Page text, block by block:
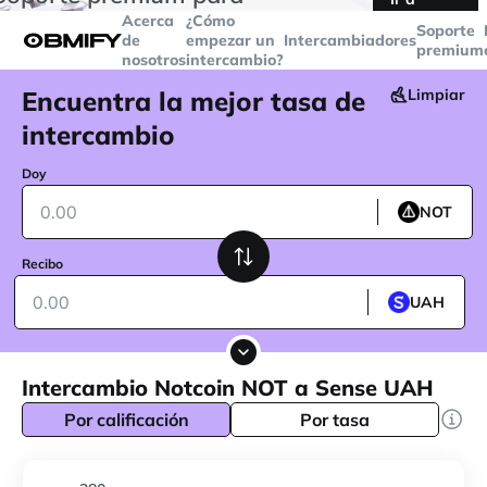
superiores a
Acerca
de
nosotros
¿Cómo
empezar un
intercambio?
IntercambiadoresSoporte
premium
Encuentra la mejor tasa de
intercambio
Limpiar
Doy
NOT
Recibo
UAH
Intercambio Notcoin NOT a Sense UAH
Por calificación Por tasa